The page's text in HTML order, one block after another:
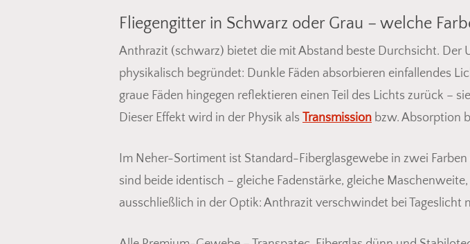
Fliegengitter in Schwarz oder Grau – welche
Anthrazit (schwarz) bietet die mit Abstand beste Durchsicht. Der
physikalisch begründet: Dunkle Fäden absorbieren einfallendes
graue Fäden hingegen reflektieren einen Teil des Lichts zurück –
Dieser Effekt wird in der Physik als Transmission bzw. Absorption
Im Neher-Sortiment ist Standard-Fiberglasgewebe in zwei
sind beide identisch – gleiche Fadenstärke, gleiche
ausschließlich in der Optik: Anthrazit verschwindet bei Tageslicht